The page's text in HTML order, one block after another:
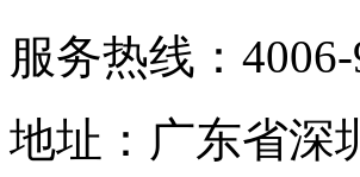
服务热线：
地址：广东省深